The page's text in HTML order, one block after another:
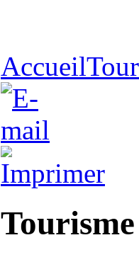
Accueil
Tourisme